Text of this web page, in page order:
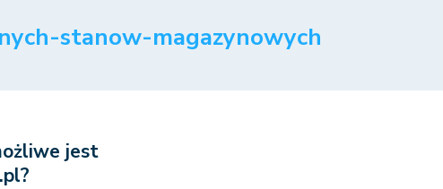
stanow-magazynowych
jest